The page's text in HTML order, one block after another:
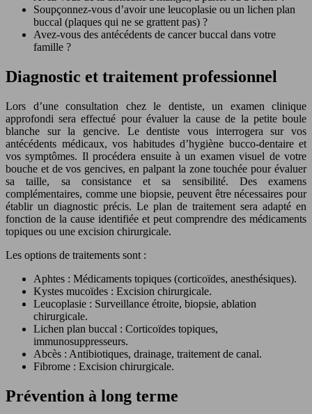
Soupçonnez-vous d’avoir une leucoplasie ou un lichen plan
buccal (plaques qui ne se grattent pas) ?
Avez-vous des antécédents de cancer buccal dans votre
famille ?
Diagnostic et traitement professionnel
Lors d’une consultation chez le dentiste, un examen clinique
approfondi sera effectué pour évaluer la cause de la petite boule
blanche sur la gencive. Le dentiste vous interrogera sur vos
antécédents médicaux, vos habitudes d’hygiène bucco-dentaire et
vos symptômes. Il procédera ensuite à un examen visuel de votre
bouche et de vos gencives, en palpant la zone touchée pour évaluer
sa taille, sa consistance et sa sensibilité. Des examens
complémentaires, comme une biopsie, peuvent être nécessaires pour
établir un diagnostic précis. Le plan de traitement sera adapté en
fonction de la cause identifiée et peut comprendre des médicaments
topiques ou une excision chirurgicale.
Les options de traitements sont :
Aphtes : Médicaments topiques (corticoïdes, anesthésiques).
Kystes mucoïdes : Excision chirurgicale.
Leucoplasie : Surveillance étroite, biopsie, ablation
chirurgicale.
Lichen plan buccal : Corticoïdes topiques,
immunosuppresseurs.
Abcès : Antibiotiques, drainage, traitement de canal.
Fibrome : Excision chirurgicale.
Prévention à long terme